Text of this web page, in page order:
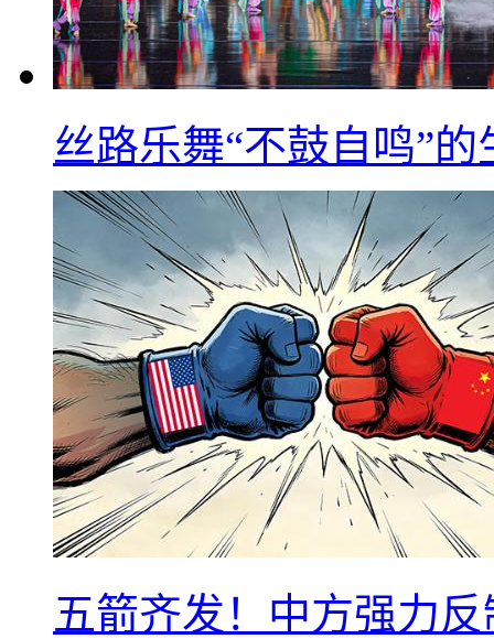
丝路乐舞“不鼓自鸣”
五箭齐发！中方强力